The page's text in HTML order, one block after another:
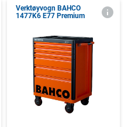
Verktøyvogn BAHCO
1477K6 E77 Premium